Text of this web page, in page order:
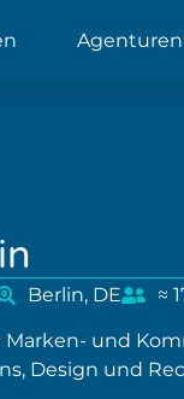
Agenturen
Berlin, DE ≈
Marken- und
Design und